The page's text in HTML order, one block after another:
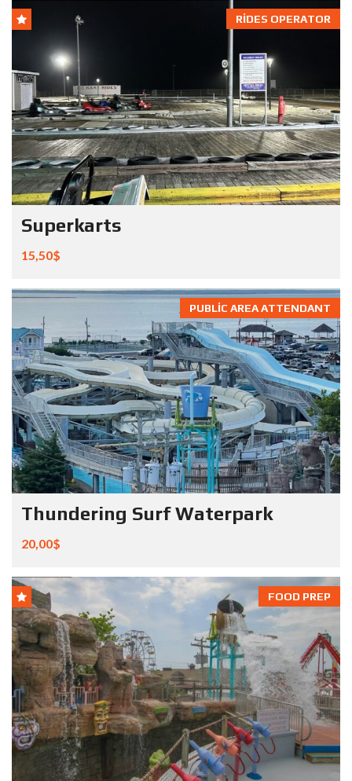
RIDES OPERATOR
Superkarts
15,50$
PUBLIC AREA ATTENDANT
Thundering Surf Waterpark
20,00$
FOOD PREP